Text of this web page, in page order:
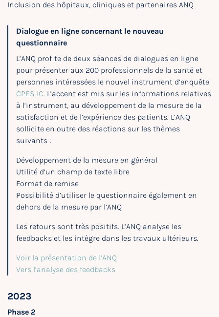
Inclusion des hôpitaux, cliniques et partenaires ANQ
Dialogue en ligne concernant le nouveau
questionnaire
L’ANQ profite de deux séances de dialogues en ligne
pour présenter aux 200 professionnels de la santé et
personnes intéressées le nouvel instrument d’enquête
CPES-IC. L’accent est mis sur les informations relatives
à l’instrument, au développement de la mesure de la
satisfaction et de l’expérience des patients. L’ANQ
sollicite en outre des réactions sur les thèmes
suivants :
Développement de la mesure en général
Utilité d’un champ de texte libre
Format de remise
Possibilité d’utiliser le questionnaire également en
dehors de la mesure par l’ANQ
Les retours sont très positifs. L’ANQ analyse les
feedbacks et les intègre dans les travaux ultérieurs.
Voir la présentation de l’ANQ
Vers l’analyse des feedbacks
2023
Phase 2